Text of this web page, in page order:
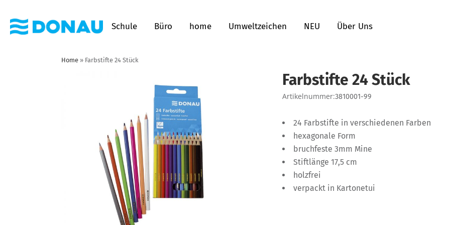
Schule Büro home Umweltzeichen NEU Über Uns
Home » Farbstifte 24 Stück
Farbstifte 24 Stück
Artikelnummer:3810001-99
24 Farbstifte in verschiedenen Farben
hexagonale Form
bruchfeste 3mm Mine
Stiftlänge 17,5 cm
holzfrei
verpackt in Kartonetui